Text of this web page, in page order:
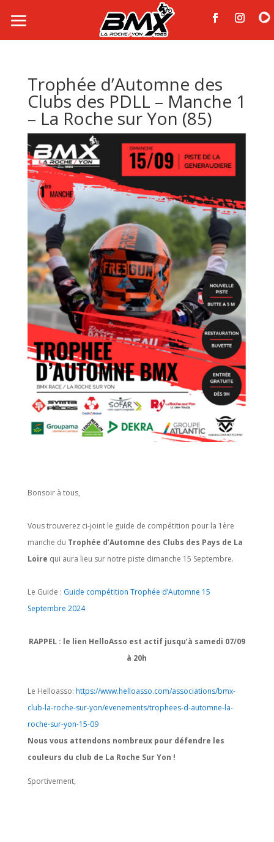
Trophée d’Automne des
Clubs des PDLL – Manche 1
– La Roche sur Yon (85)
Bonsoir à tous,
Vous trouverez ci-joint le guide de compétition pour la 1ère
manche du Trophée d’Automne des Clubs des Pays de La
Loire qui aura lieu sur notre piste dimanche 15 Septembre.
Le Guide : Guide compétition Trophée d’Automne 15
Septembre 2024
RAPPEL : le lien HelloAsso est actif jusqu’à samedi 07/09
à 20h
Le Helloasso: https://www.helloasso.com/associations/bmx-
club-la-roche-sur-yon/evenements/trophees-d-automne-la-
roche-sur-yon-15-09
Nous vous attendons nombreux pour défendre les
couleurs du club de La Roche Sur Yon !
Sportivement,